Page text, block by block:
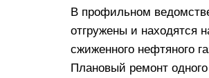
В профильном
отгружены и находятся
сжиженного нефтяного
Плановый ремонт